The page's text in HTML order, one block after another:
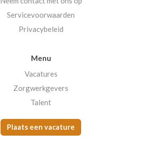
Servicevoorwaarden
Privacybeleid
Menu
Vacatures
Zorgwerkgevers
Talent
Plaats een vacature